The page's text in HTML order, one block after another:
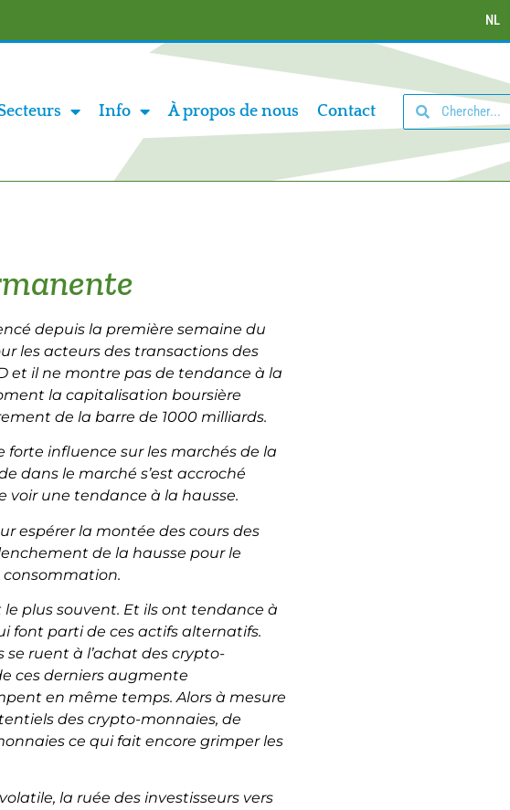
NL
Info À propos de nous Contact
depuis la première semaine du
les acteurs des transactions des
et il ne montre pas de tendance à la
la capitalisation boursière
de la barre de 1000 milliards.
influence sur les marchés de la
dans le marché s’est accroché
voir une tendance à la hausse.
espérer la montée des cours des
de la hausse pour le
consommation.
plus souvent. Et ils ont tendance à
font parti de ces actifs alternatifs.
se ruent à l’achat des crypto-
ces derniers augmente
en même temps. Alors à mesure
des crypto-monnaies, de
ce qui fait encore grimper les
la ruée des investisseurs vers